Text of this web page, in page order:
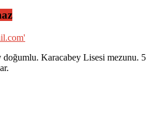
doğumlu. Karacabey Lisesi mezunu. 5